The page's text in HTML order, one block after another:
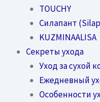
TOUCHY
Силапант
KUZMINAALISA
Секреты ухода
Уход за сухой
Ежедневный
Особенности